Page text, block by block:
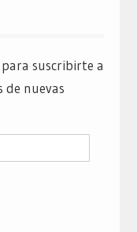
suscribirte a
de nuevas